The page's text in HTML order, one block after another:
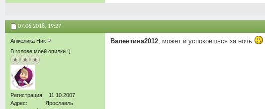
07.06.2018, 19:27
Анжелика Ник
В голове моей опилки :)
Регистрация
11.10.2007
Адрес
Ярославль
Валентина2012 , может и успокоишься за ночь